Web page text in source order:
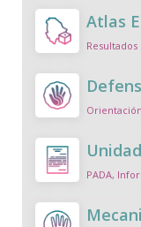
Atlas
PADA,